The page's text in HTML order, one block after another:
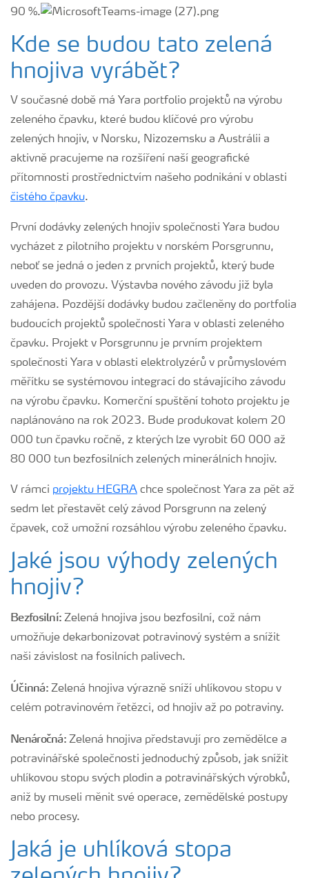
90 %.
Kde se budou tato zelená
hnojiva vyrábět?
V současné době má Yara portfolio projektů na výrobu
zeleného čpavku, které budou klíčové pro výrobu
zelených hnojiv, v Norsku, Nizozemsku a Austrálii a
aktivně pracujeme na rozšíření naší geografické
přítomnosti prostřednictvím našeho podnikání v oblasti
čistého čpavku.
První dodávky zelených hnojiv společnosti Yara budou
vycházet z pilotního projektu v norském Porsgrunnu,
neboť se jedná o jeden z prvních projektů, který bude
uveden do provozu. Výstavba nového závodu již byla
zahájena. Pozdější dodávky budou začleněny do portfolia
budoucích projektů společnosti Yara v oblasti zeleného
čpavku. Projekt v Porsgrunnu je prvním projektem
společnosti Yara v oblasti elektrolyzérů v průmyslovém
měřítku se systémovou integrací do stávajícího závodu
na výrobu čpavku. Komerční spuštění tohoto projektu je
naplánováno na rok 2023. Bude produkovat kolem 20
000 tun čpavku ročně, z kterých lze vyrobit 60 000 až
80 000 tun bezfosilních zelených minerálních hnojiv.
V rámci projektu HEGRA chce společnost Yara za pět až
sedm let přestavět celý závod Porsgrunn na zelený
čpavek, což umožní rozsáhlou výrobu zeleného čpavku.
Jaké jsou výhody zelených
hnojiv?
Bezfosilní: Zelená hnojiva jsou bezfosilní, což nám
umožňuje dekarbonizovat potravinový systém a snížit
naši závislost na fosilních palivech.
Účinná: Zelená hnojiva výrazně sníží uhlíkovou stopu v
celém potravinovém řetězci, od hnojiv až po potraviny.
Nenáročná: Zelená hnojiva představují pro zemědělce a
potravinářské společnosti jednoduchý způsob, jak snížit
uhlíkovou stopu svých plodin a potravinářských výrobků,
aniž by museli měnit své operace, zemědělské postupy
nebo procesy.
Jaká je uhlíková stopa